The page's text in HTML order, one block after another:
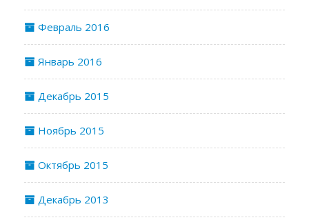
Февраль 2016
Январь 2016
Декабрь 2015
Ноябрь 2015
Октябрь 2015
Декабрь 2013